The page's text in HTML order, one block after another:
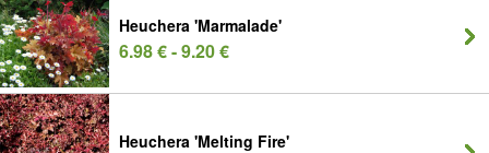
Heuchera 'Marmalade'
6.98 € - 9.20 €
Heuchera 'Melting Fire'